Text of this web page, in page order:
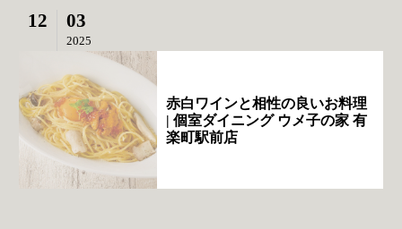
12 03
2025
赤白ワインと相性の良いお料理
| 個室ダイニング ウメ子の家 有
楽町駅前店